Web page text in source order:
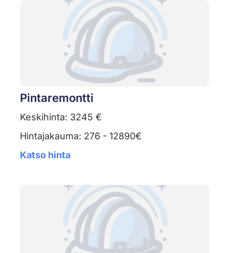
Pintaremontti
Keskihinta: 3245 €
Hintajakauma: 276 - 12890€
Katso hinta